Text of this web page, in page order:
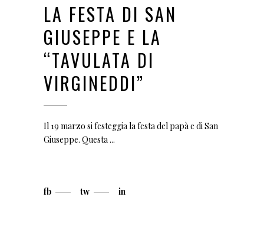
LA FESTA DI SAN
GIUSEPPE E LA
“TAVULATA DI
VIRGINEDDI”
Il 19 marzo si festeggia la festa del papà e di San
Giuseppe. Questa
fb tw in